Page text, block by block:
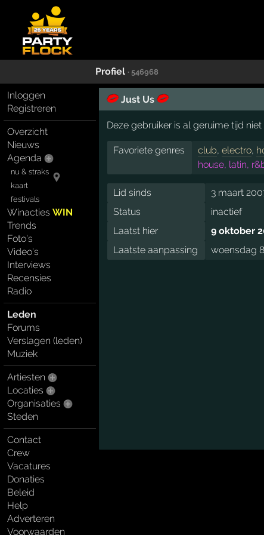
Profiel · 546968
Inloggen
Registreren
Overzicht
Nieuws
Agenda
nu & straks
kaart
festivals
WinactiesWIN
Trends
Foto's
Video's
Interviews
Recensies
Radio
Leden
Forums
Verslagen (leden)
Muziek
Artiesten
Locaties
Organisaties
Steden
Contact
Crew
Vacatures
Donaties
Beleid
Help
Adverteren
Voorwaarden
Just Us
Deze gebruiker is al geruime tijd
Favoriete genres club,electro,
house, latin,
Lid sinds
3 maart
Status
inactief
Laatst hier
9 oktober
Laatste aanpassing
woensdag